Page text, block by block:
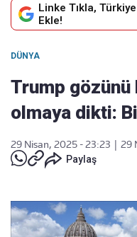
Linke Tıkla,
Ekle!
DÜNYA
Trump
olmaya dikti:
29 Nisan, 2025 - 23:23
29
Paylaş